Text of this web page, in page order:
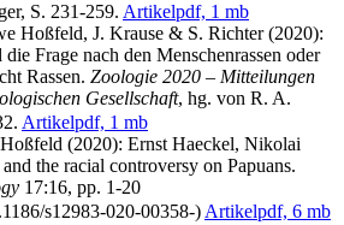
S. 231-259. Artikelpdf, 1 mb
Hoßfeld, J. Krause & S. Richter (2020):
Frage nach den Menschenrassen oder
Rassen. Zoologie 2020 – Mitteilungen
Gesellschaft, hg. von R. A.
Artikelpdf, 1 mb
(2020): Ernst Haeckel, Nikolai
the racial controversy on Papuans.
17:16, pp. 1-20
s12983-020-00358-) Artikelpdf, 6 mb